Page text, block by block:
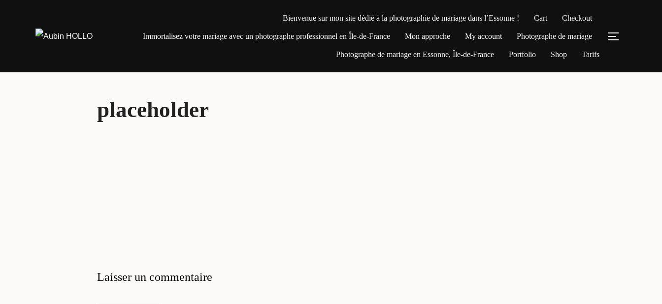
Bienvenue sur mon site dédié à la photographie de mariage dans l’Essonne ! Cart Checkout
Immortalisez votre mariage avec un photographe professionnel en Île-de-France Mon approche My account Photographe de mariage
Photographe de mariage en Essonne, Île-de-France Portfolio Shop Tarifs
placeholder
Laisser un commentaire